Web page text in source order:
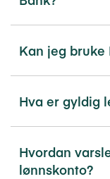
Kan jeg bruke
Hva er gyldig
Hvordan
lønnskonto?